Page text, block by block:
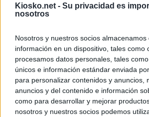
Kiosko.net - Su privacidad es
nosotros
Nosotros y nuestros socios almacenamos
información en un dispositivo, tales como
procesamos datos personales, tales
únicos e información estándar enviada
para personalizar contenidos y anuncios,
anuncios y del contenido e información
como para desarrollar y mejorar
nosotros y nuestros socios podemos